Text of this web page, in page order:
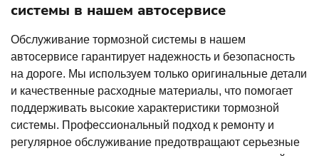
системы в нашем автосервисе
Обслуживание тормозной системы в нашем
автосервисе гарантирует надежность и безопасность
на дороге. Мы используем только оригинальные детали
и качественные расходные материалы, что помогает
поддерживать высокие характеристики тормозной
системы. Профессиональный подход к ремонту и
регулярное обслуживание предотвращают серьезные